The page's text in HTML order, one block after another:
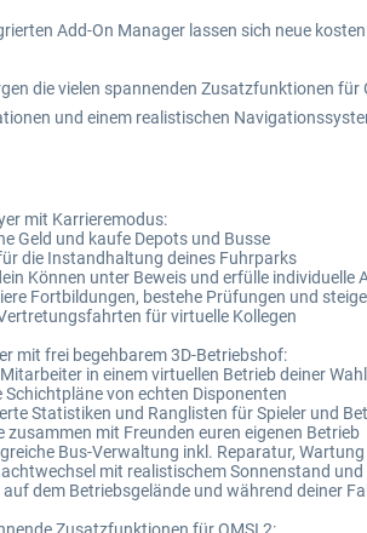
Add-On Manager lassen sich neue
die vielen spannenden Zusatzfunktionen
und einem realistischen
mit Karrieremodus:
Geld und kaufe Depots und Busse
die Instandhaltung deines Fuhrparks
Können unter Beweis und erfülle
Fortbildungen, bestehe Prüfungen und
für virtuelle Kollegen
mit frei begehbarem 3D-Betriebshof:
in einem virtuellen Betrieb deiner Wahl
Schichtpläne von echten Disponenten
Statistiken und Ranglisten für Spieler und
zusammen mit Freunden euren eigenen Betrieb
Bus-Verwaltung inkl. Reparatur,
mit realistischem Sonnenstand und
dem Betriebsgelände und während deiner